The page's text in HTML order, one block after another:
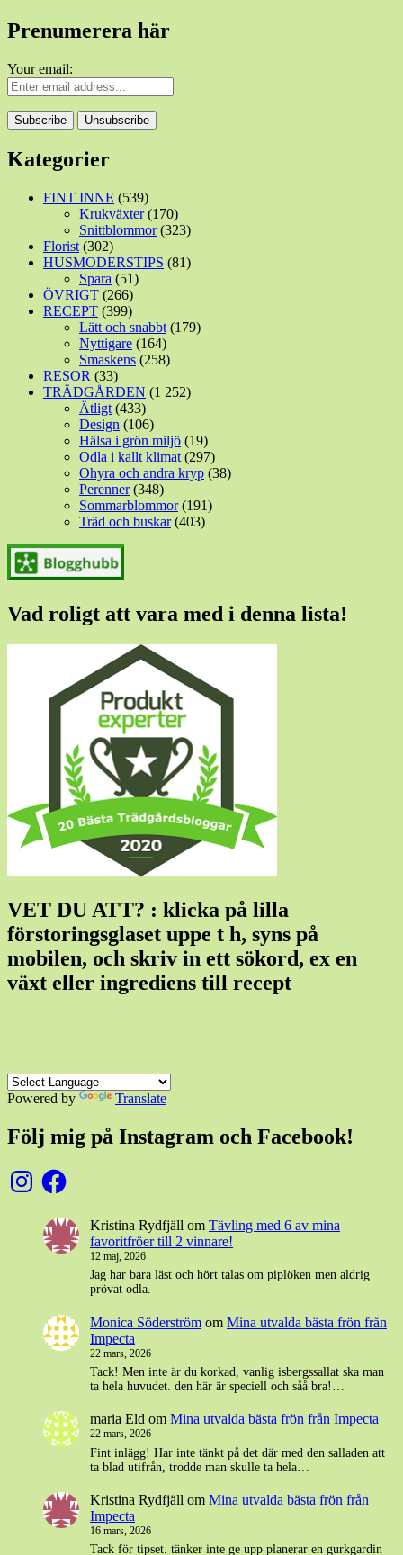
Prenumerera här
Your email:
Kategorier
FINT INNE (539)
Krukväxter(170)
Snittblommor(323)
Florist (302)
HUSMODERSTIPS (81)
Spara (51)
ÖVRIGT (266)
RECEPT (399)
Lätt och snabbt (179)
Nyttigare (164)
Smaskens (258)
RESOR (33)
TRÄDGÅRDEN (1 252)
Ätligt (433)
Design (106)
Hälsa i grön miljö (19)
Odla i kallt klimat (297)
Ohyra och andra kryp (38)
Perenner(348)
Sommarblommor(191)
Träd och buskar(403)
Vad roligt att vara med i denna lista!
VET DU ATT? : klicka på lilla
förstoringsglaset uppe t h, syns på
mobilen, och skriv in ett sökord, ex en
växt eller ingrediens till recept
Powered by Translate
Följ mig på Instagram och Facebook!
InstagramFacebook
Kristina Rydfjäll om Tävling med 6 av mina
favoritfröer till 2 vinnare!
12 maj, 2026
Jag har bara läst och hört talas om piplöken men aldrig
prövat odla.
Monica Söderström om Mina utvalda bästa frön från
Impecta
22 mars, 2026
Tack! Men inte är du korkad, vanlig isbergssallat ska man
ta hela huvudet. den här är speciell och såå bra!…
maria Eld om Mina utvalda bästa frön från Impecta
22 mars, 2026
Fint inlägg! Har inte tänkt på det där med den salladen att
ta blad utifrån, trodde man skulle ta hela…
Kristina Rydfjäll om Mina utvalda bästa frön från
Impecta
16 mars, 2026
Tack för tipset. tänker inte ge upp planerar en gurkgardin